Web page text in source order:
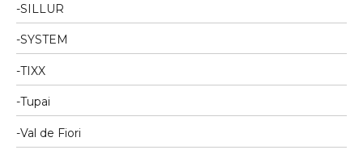
SILLUR
SYSTEM
TIXX
Tupai
Val de Fiori